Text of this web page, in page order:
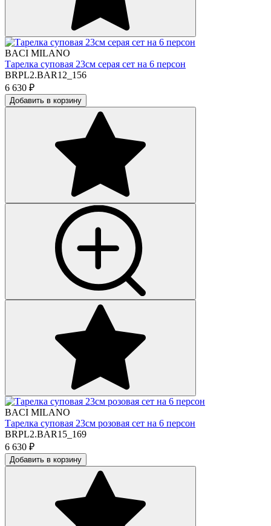
BACI MILANO
Тарелка суповая 23см серая сет на 6 персон
BRPL2.BAR12_156
6 630 ₽
Добавить в корзину
BACI MILANO
Тарелка суповая 23см розовая сет на 6 персон
BRPL2.BAR15_169
6 630 ₽
Добавить в корзину